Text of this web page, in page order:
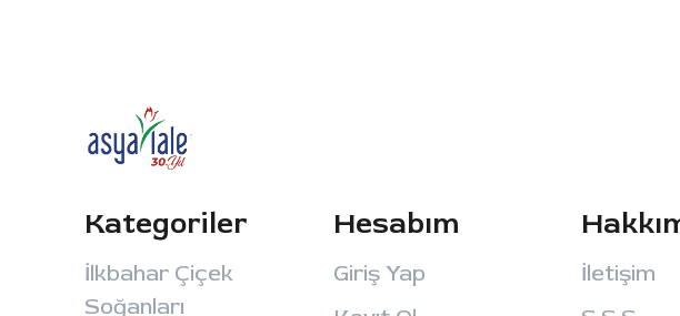
Kategoriler
İlkbahar Çiçek
Soğanları
Hesabım
Giriş Yap
İletişim